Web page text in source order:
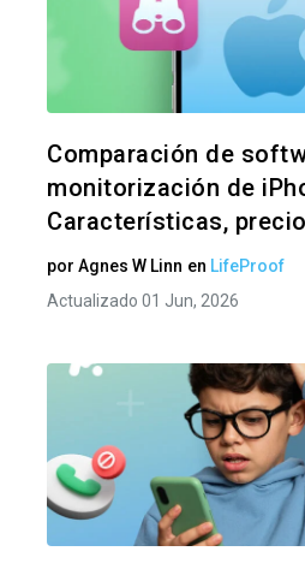
Comparación de
monitorización de
Características,
por Agnes W Linn en LifeProof
Actualizado 01 Jun, 2026